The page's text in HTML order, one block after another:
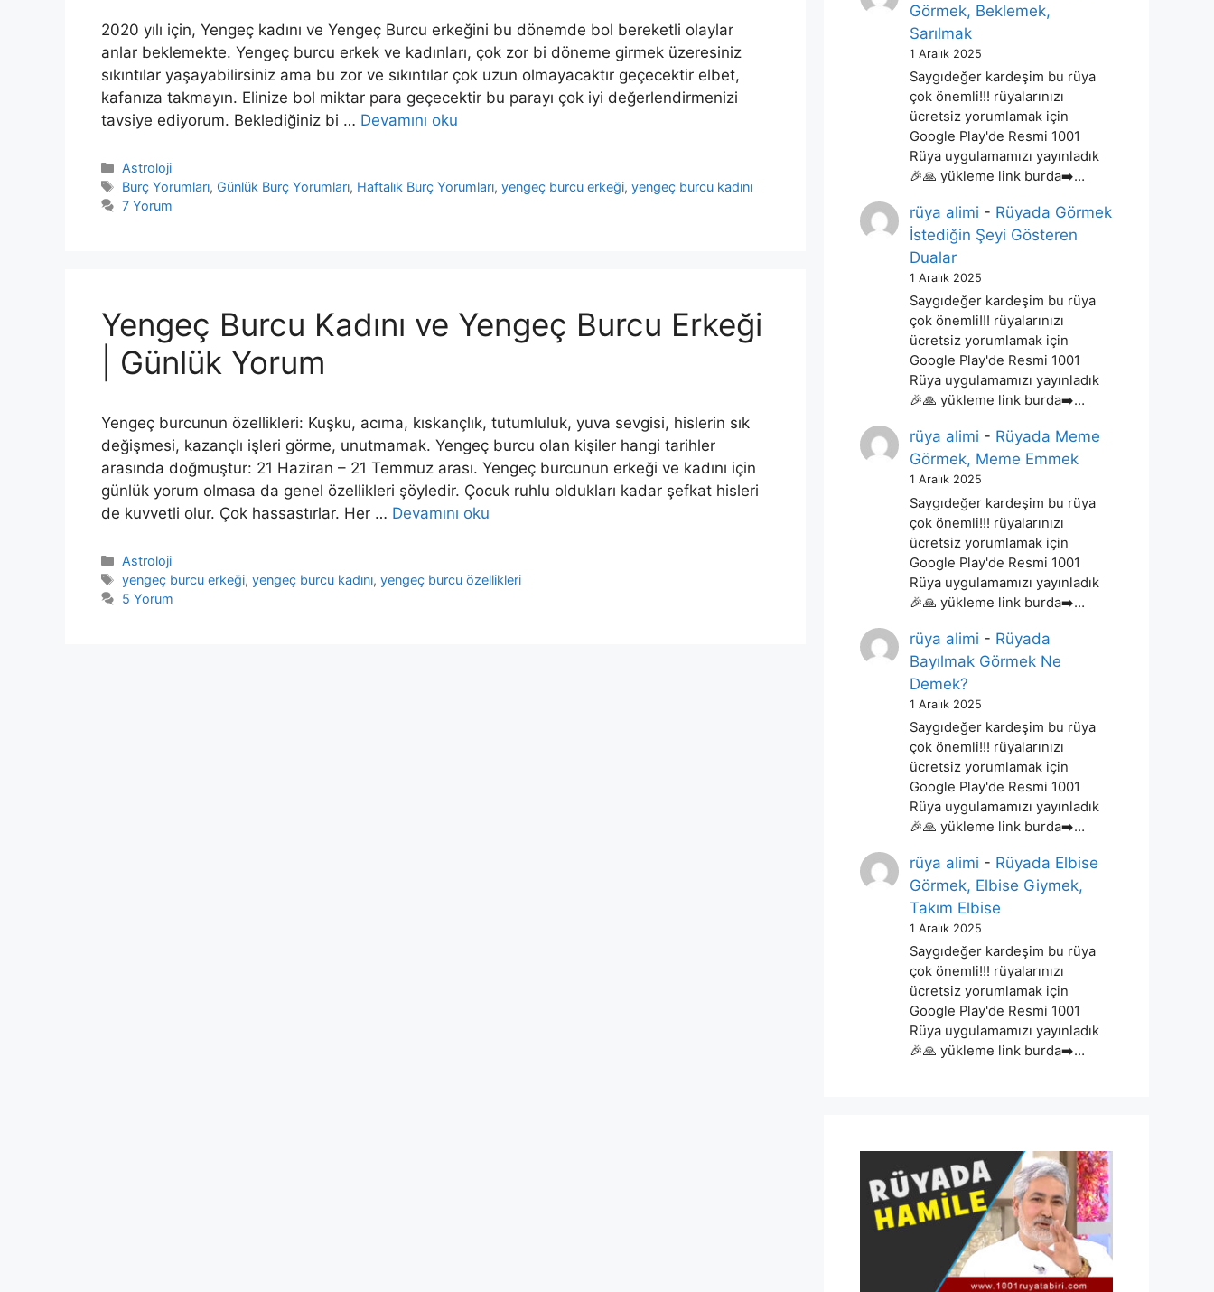
2020 yılı için, Yengeç kadını ve Yengeç Burcu erkeğini bu dönemde bol bereketli olaylar
anlar beklemekte. Yengeç burcu erkek ve kadınları, çok zor bi döneme girmek üzeresiniz
sıkıntılar yaşayabilirsiniz ama bu zor ve sıkıntılar çok uzun olmayacaktır geçecektir elbet,
kafanıza takmayın. Elinize bol miktar para geçecektir bu parayı çok iyi değerlendirmenizi
tavsiye ediyorum. Beklediğiniz bi … Devamını oku
Kategoriler
Astroloji
Etiketler
Burç Yorumları, Günlük Burç Yorumları, Haftalık Burç Yorumları,yengeç burcu erkeği,yengeç burcu kadını
7 Yorum
Yengeç Burcu Kadını ve Yengeç Burcu Erkeği
| Günlük Yorum
Yengeç burcunun özellikleri: Kuşku, acıma, kıskançlık, tutumluluk, yuva sevgisi, hislerin sık
değişmesi, kazançlı işleri görme, unutmamak. Yengeç burcu olan kişiler hangi tarihler
arasında doğmuştur: 21 Haziran – 21 Temmuz arası. Yengeç burcunun erkeği ve kadını için
günlük yorum olmasa da genel özellikleri şöyledir. Çocuk ruhlu oldukları kadar şefkat hisleri
de kuvvetli olur. Çok hassastırlar. Her … Devamını oku
Kategoriler
Astroloji
Etiketler
yengeç burcu erkeği,yengeç burcu kadını,yengeç burcu özellikleri
5 Yorum
Görmek, Beklemek,
Sarılmak
1 Aralık 2025
Saygıdeğer kardeşim bu rüya
çok önemli!!! rüyalarınızı
ücretsiz yorumlamak için
Google Play'de Resmi 1001
Rüya uygulamamızı yayınladık
🎉🙏 yükleme link burda➡️…
rüya alimi - Rüyada Görmek
İstediğin Şeyi Gösteren
Dualar
1 Aralık 2025
Saygıdeğer kardeşim bu rüya
çok önemli!!! rüyalarınızı
ücretsiz yorumlamak için
Google Play'de Resmi 1001
Rüya uygulamamızı yayınladık
🎉🙏 yükleme link burda➡️…
rüya alimi - Rüyada Meme
Görmek, Meme Emmek
1 Aralık 2025
Saygıdeğer kardeşim bu rüya
çok önemli!!! rüyalarınızı
ücretsiz yorumlamak için
Google Play'de Resmi 1001
Rüya uygulamamızı yayınladık
🎉🙏 yükleme link burda➡️…
rüya alimi - Rüyada
Bayılmak Görmek Ne
Demek?
1 Aralık 2025
Saygıdeğer kardeşim bu rüya
çok önemli!!! rüyalarınızı
ücretsiz yorumlamak için
Google Play'de Resmi 1001
Rüya uygulamamızı yayınladık
🎉🙏 yükleme link burda➡️…
rüya alimi - Rüyada Elbise
Görmek, Elbise Giymek,
Takım Elbise
1 Aralık 2025
Saygıdeğer kardeşim bu rüya
çok önemli!!! rüyalarınızı
ücretsiz yorumlamak için
Google Play'de Resmi 1001
Rüya uygulamamızı yayınladık
🎉🙏 yükleme link burda➡️…